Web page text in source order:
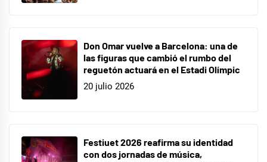
Don Omar vuelve a Barcelona: una de
las figuras que cambió el rumbo del
reguetón actuará en el Estadi Olímpic
20 julio 2026
Festiuet 2026 reafirma su identidad
con dos jornadas de música,